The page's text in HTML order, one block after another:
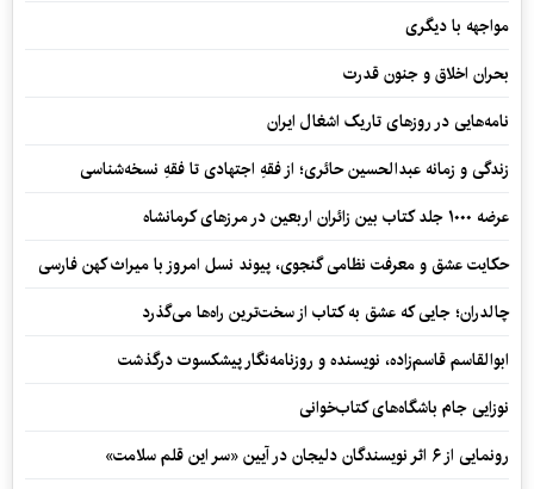
مواجهه با دیگری
بحران اخلاق و جنون قدرت
نامه‌هایی در روزهای تاریک اشغال ایران
زندگی و زمانه عبدالحسین حائری؛ از فقهِ اجتهادی تا فقهِ نسخه‌شناسی
عرضه ۱۰۰۰ جلد کتاب بین زائران اربعین در مرزهای کرمانشاه
حکایت عشق و معرفت نظامی گنجوی، پیوند نسل امروز با میراث کهن فارسی
چالدران؛ جایی که عشق به کتاب از سخت‌ترین راه‌ها می‌گذرد
ابوالقاسم قاسم‌زاده، نویسنده و روزنامه‌نگار پیشکسوت درگذشت
نوزایی جام باشگاه‌های کتاب‌خوانی
رونمایی از ۶ اثر نویسندگان دلیجان در آیین «سر این قلم سلامت»